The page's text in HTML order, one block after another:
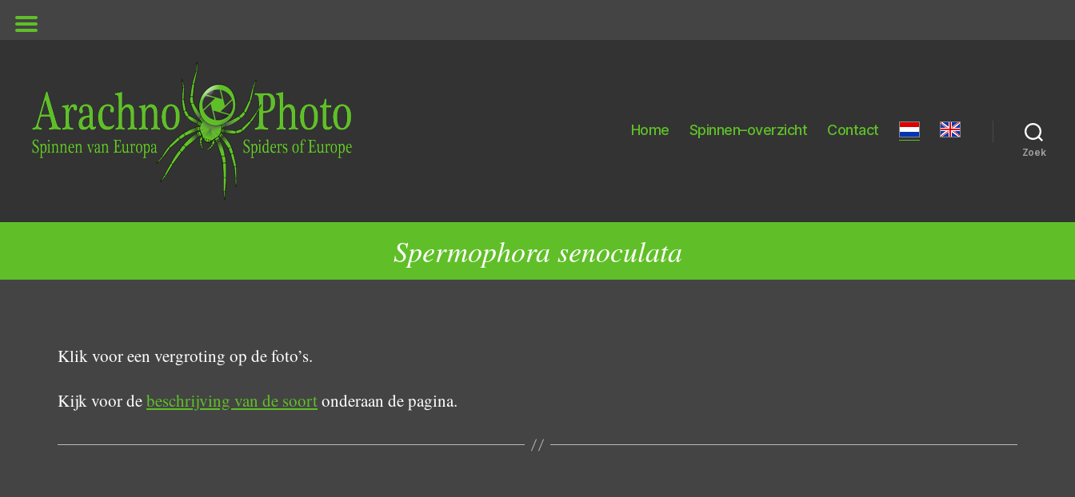
Home Spinnen–overzicht Contact
Zoek
Spermophora senoculata
Klik voor een vergroting op de foto’s.
Kijk voor debeschrijving van de soortonderaan de pagina.